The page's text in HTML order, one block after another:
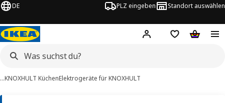
DE PLZ eingeben Standort auswählen
Hej! Hier einloggen
Merkzettel
…KNOXHULT KüchenElektrogeräte für KNOXHULT